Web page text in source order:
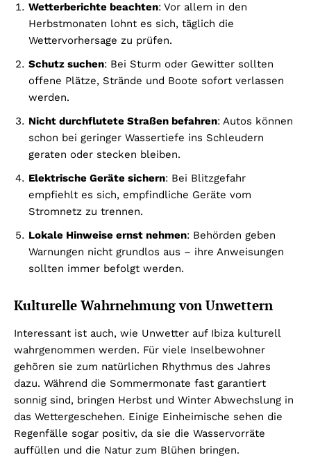
Wetterberichte beachten: Vor allem in den
Herbstmonaten lohnt es sich, täglich die
Wettervorhersage zu prüfen.
Schutz suchen: Bei Sturm oder Gewitter sollten
offene Plätze, Strände und Boote sofort verlassen
werden.
Nicht durchflutete Straßen befahren: Autos können
schon bei geringer Wassertiefe ins Schleudern
geraten oder stecken bleiben.
Elektrische Geräte sichern: Bei Blitzgefahr
empfiehlt es sich, empfindliche Geräte vom
Stromnetz zu trennen.
Lokale Hinweise ernst nehmen: Behörden geben
Warnungen nicht grundlos aus – ihre Anweisungen
sollten immer befolgt werden.
Kulturelle Wahrnehmung von Unwettern
Interessant ist auch, wie Unwetter auf Ibiza kulturell
wahrgenommen werden. Für viele Inselbewohner
gehören sie zum natürlichen Rhythmus des Jahres
dazu. Während die Sommermonate fast garantiert
sonnig sind, bringen Herbst und Winter Abwechslung in
das Wettergeschehen. Einige Einheimische sehen die
Regenfälle sogar positiv, da sie die Wasservorräte
auffüllen und die Natur zum Blühen bringen.